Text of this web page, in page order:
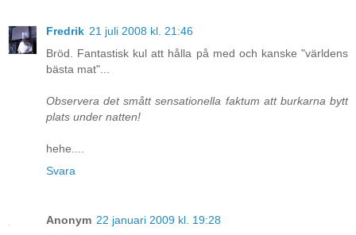
Fredrik 21 juli 2008 kl. 21:46
Bröd. Fantastisk kul att hålla på med och kanske "världens
bästa mat"...
Observera det smått sensationella faktum att burkarna bytt
plats under natten!
hehe....
Svara
Anonym 22 januari 2009 kl. 19:28